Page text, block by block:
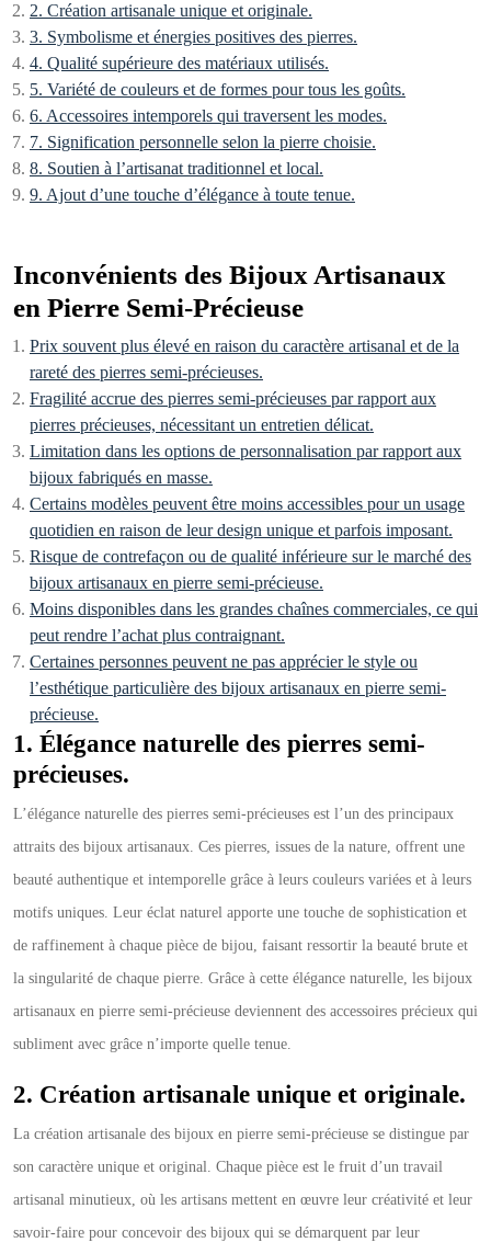
2. Création artisanale unique et originale.
3. Symbolisme et énergies positives des pierres.
4. Qualité supérieure des matériaux utilisés.
5. Variété de couleurs et de formes pour tous les goûts.
6. Accessoires intemporels qui traversent les modes.
7. Signification personnelle selon la pierre choisie.
8. Soutien à l’artisanat traditionnel et local.
9. Ajout d’une touche d’élégance à toute tenue.
Inconvénients des Bijoux Artisanaux
en Pierre Semi-Précieuse
Prix souvent plus élevé en raison du caractère artisanal et de la
rareté des pierres semi-précieuses.
Fragilité accrue des pierres semi-précieuses par rapport aux
pierres précieuses, nécessitant un entretien délicat.
Limitation dans les options de personnalisation par rapport aux
bijoux fabriqués en masse.
Certains modèles peuvent être moins accessibles pour un usage
quotidien en raison de leur design unique et parfois imposant.
Risque de contrefaçon ou de qualité inférieure sur le marché des
bijoux artisanaux en pierre semi-précieuse.
Moins disponibles dans les grandes chaînes commerciales, ce qui
peut rendre l’achat plus contraignant.
Certaines personnes peuvent ne pas apprécier le style ou
l’esthétique particulière des bijoux artisanaux en pierre semi-
précieuse.
1. Élégance naturelle des pierres semi-
précieuses.
L’élégance naturelle des pierres semi-précieuses est l’un des principaux
attraits des bijoux artisanaux. Ces pierres, issues de la nature, offrent une
beauté authentique et intemporelle grâce à leurs couleurs variées et à leurs
motifs uniques. Leur éclat naturel apporte une touche de sophistication et
de raffinement à chaque pièce de bijou, faisant ressortir la beauté brute et
la singularité de chaque pierre. Grâce à cette élégance naturelle, les bijoux
artisanaux en pierre semi-précieuse deviennent des accessoires précieux qui
subliment avec grâce n’importe quelle tenue.
2. Création artisanale unique et originale.
La création artisanale des bijoux en pierre semi-précieuse se distingue par
son caractère unique et original. Chaque pièce est le fruit d’un travail
artisanal minutieux, où les artisans mettent en œuvre leur créativité et leur
savoir-faire pour concevoir des bijoux qui se démarquent par leur